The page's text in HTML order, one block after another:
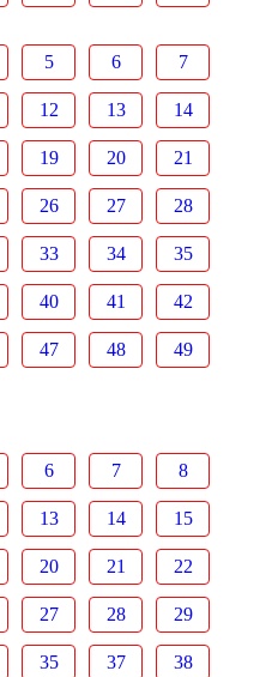
5 6 7
12 13 14
19 20 21
26 27 28
33 34 35
40 41 42
47 48 49
6 7 8
13 14 15
20 21 22
27 28 29
35 37 38